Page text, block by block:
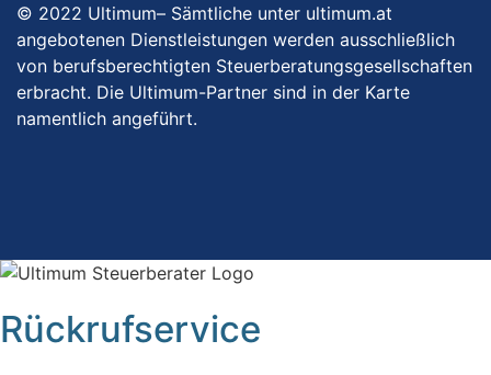
© 2022 Ultimum– Sämtliche unter ultimum.at
angebotenen Dienstleistungen werden ausschließlich
von berufsberechtigten Steuerberatungsgesellschaften
erbracht. Die Ultimum-Partner sind in der Karte
namentlich angeführt.
Rückrufservice